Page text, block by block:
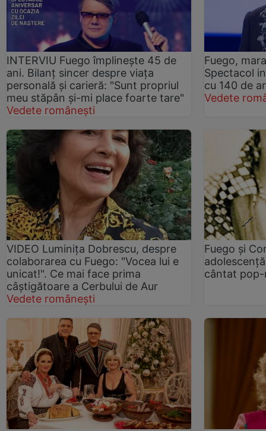
INTERVIU Fuego împlinește 45 de
ani. Bilanț sincer despre viața
personală și carieră: "Sunt propriul
meu stăpân și-mi place foarte tare"
Vedete românești
Fuego,
Spectacol
cu 140 de
Vedete
VIDEO Luminița Dobrescu, despre
colaborarea cu Fuego: "Vocea lui e
unicat!". Ce mai face prima
câștigătoare a Cerbului de Aur
Vedete românești
Fuego și
cântat